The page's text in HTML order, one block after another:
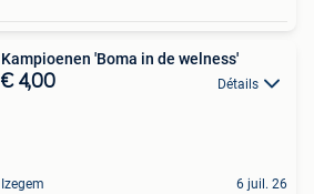
Kampioenen 'Boma in de welness'
€ 4,00 Détails
Izegem 6 juil. 26